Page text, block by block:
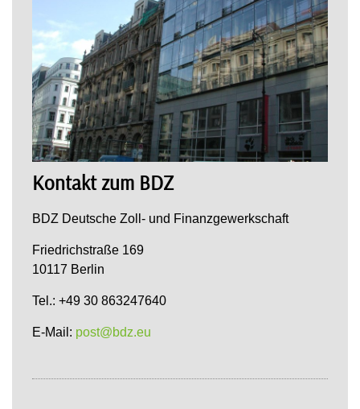
Kontakt zum BDZ
BDZ Deutsche Zoll- und Finanzgewerkschaft
Friedrichstraße 169
10117 Berlin
Tel.: +49 30 863247640
E-Mail: post@bdz.eu